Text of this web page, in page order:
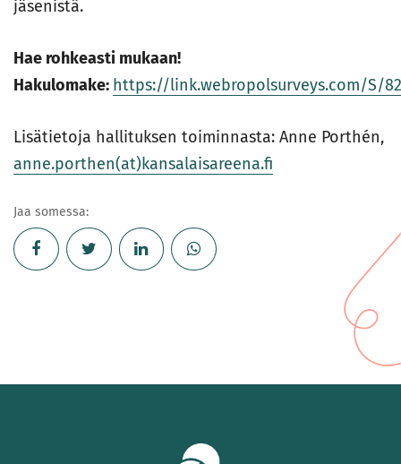
jäsenistä.
Hae rohkeasti mukaan!
Hakulomake: https://link.webropolsurveys.com/S/
Lisätietoja hallituksen toiminnasta: Anne Porthén,
anne.porthen(at)kansalaisareena.fi
Jaa somessa: